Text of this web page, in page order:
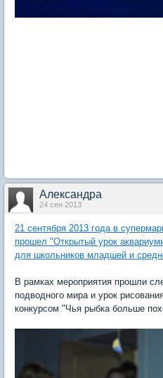
Александра
24 сен 2013
21 сентября 2013 года в
прошел "Открытый урок
для школьников младшей и
В рамках мероприятия прошли
подводного мира и урок
конкурсом "Чья рыбка больше